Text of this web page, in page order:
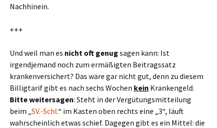
Nachhinein.
+++
Und weil man es nicht oft genug sagen kann: Ist
irgendjemand noch zum ermäßigten Beitragssatz
krankenversichert? Das wäre gar nicht gut, denn zu diesem
Billigtarif gibt es nach sechs Wochen kein Krankengeld.
Bitte weitersagen: Steht in der Vergütungsmitteilung
beim „SV.-Schl.“ im Kasten oben rechts eine „3“, läuft
wahrscheinlich etwas schief. Dagegen gibt es ein Mittel: die